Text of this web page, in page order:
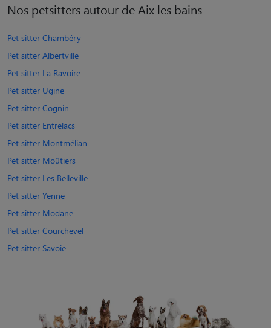
Nos petsitters autour de Aix les bains
Pet sitter Chambéry
Pet sitter Albertville
Pet sitter La Ravoire
Pet sitter Ugine
Pet sitter Cognin
Pet sitter Entrelacs
Pet sitter Montmélian
Pet sitter Moûtiers
Pet sitter Les Belleville
Pet sitter Yenne
Pet sitter Modane
Pet sitter Courchevel
Pet sitter Savoie